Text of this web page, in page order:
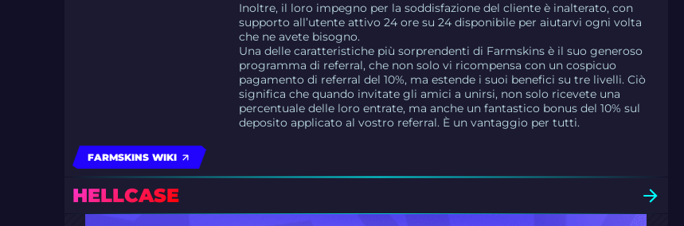
Inoltre, il loro impegno per la soddisfazione del cliente è inalterato, con
supporto all’utente attivo 24 ore su 24 disponibile per aiutarvi ogni volta
che ne avete bisogno.
Una delle caratteristiche più sorprendenti di Farmskins è il suo generoso
programma di referral, che non solo vi ricompensa con un cospicuo
pagamento di referral del 10%, ma estende i suoi benefici su tre livelli. Ciò
significa che quando invitate gli amici a unirsi, non solo ricevete una
percentuale delle loro entrate, ma anche un fantastico bonus del 10% sul
deposito applicato al vostro referral. È un vantaggio per tutti.
FARMSKINS WIKI
HELLCASE